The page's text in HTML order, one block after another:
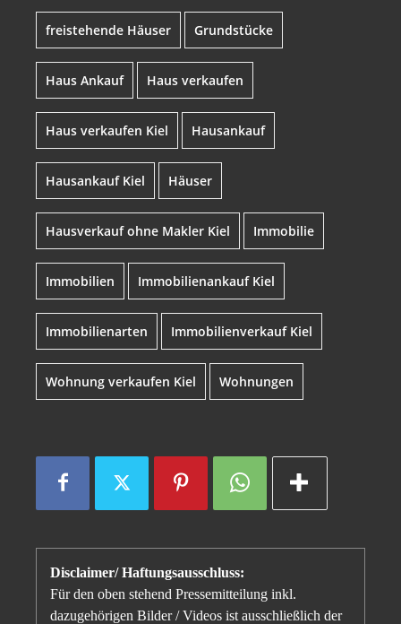
freistehende Häuser Grundstücke
Haus Ankauf Haus verkaufen
Haus verkaufen Kiel Hausankauf
Hausankauf Kiel Häuser
Hausverkauf ohne Makler Kiel Immobilie
Immobilien Immobilienankauf Kiel
Immobilienarten Immobilienverkauf Kiel
Wohnung verkaufen Kiel Wohnungen
Disclaimer/ Haftungsausschluss:
Für den oben stehend Pressemitteilung inkl.
dazugehörigen Bilder / Videos ist ausschließlich der